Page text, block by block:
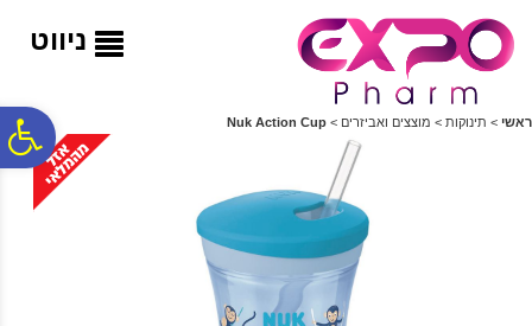
ניווט
ראשי > תינוקות > מוצצים ואביזרים >
Nuk Action Cup